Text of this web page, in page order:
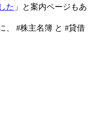
た 」と案内ページもあ
、 #株主名簿 と #貸借